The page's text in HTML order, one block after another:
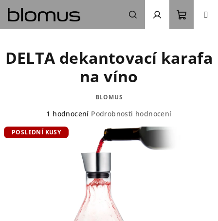
obsah
Hledat Přihlášení
košík
DELTA dekantovací karafa
na víno
BLOMUS
Průměrné
produktu
1 hodnocení Podrobnosti hodnocení
POSLEDNÍ KUSY